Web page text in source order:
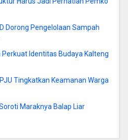
Dorong Pengelolaan Sampah
Identitas Budaya Kalteng
Tingkatkan Keamanan Warga
Maraknya Balap Liar